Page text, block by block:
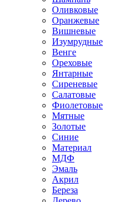
Оливковые
Оранжевые
Вишневые
Изумрудные
Венге
Ореховые
Янтарные
Сиреневые
Салатовые
Фиолетовые
Мятные
Золотые
Синие
Материал
МДФ
Эмаль
Акрил
Береза